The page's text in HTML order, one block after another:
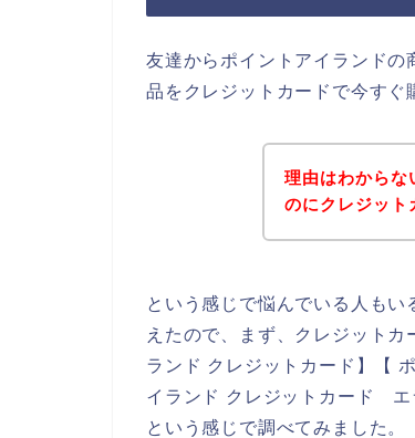
友達からポイントアイランド
品をクレジットカードで今すぐ
理由はわからな
のにクレジット
という感じで悩んでいる人も
えたので、まず、クレジット
ランド クレジットカード】【
イランド クレジットカード エ
という感じで調べてみました。